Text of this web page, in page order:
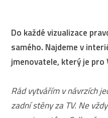
Do každé vizualizace
samého. Najdeme v
jmenovatele, který je pro
Rád vytvářím v návrzích
zadní stěny za TV. Ne